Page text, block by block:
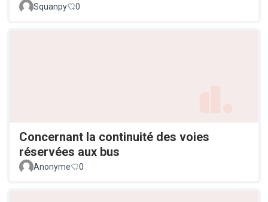
Squanpy 0
Concernant la continuité des voies
réservées aux bus
Anonyme 0